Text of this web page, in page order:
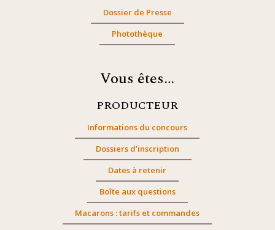
Dossier de Presse
Photothèque
Vous êtes…
PRODUCTEUR
Informations du concours
Dossiers d’inscription
Dates à retenir
Boîte aux questions
Macarons : tarifs et commandes